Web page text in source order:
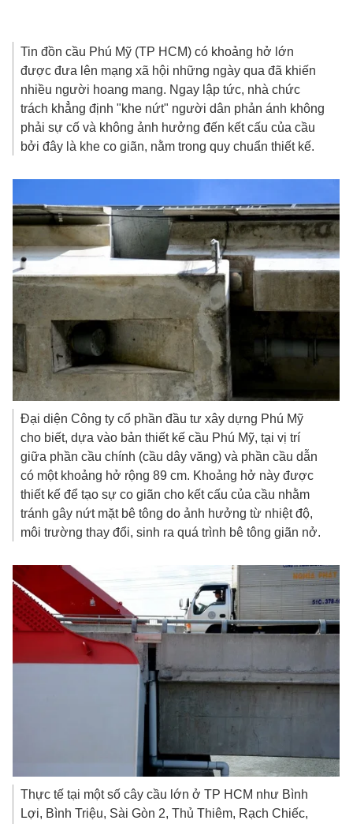
Tin đồn cầu Phú Mỹ (TP HCM) có khoảng hở lớn
được đưa lên mạng xã hội những ngày qua đã khiến
nhiều người hoang mang. Ngay lập tức, nhà chức
trách khẳng định "khe nứt" người dân phản ánh không
phải sự cố và không ảnh hưởng đến kết cấu của cầu
bởi đây là khe co giãn, nằm trong quy chuẩn thiết kế.
Đại diện Công ty cổ phần đầu tư xây dựng Phú Mỹ
cho biết, dựa vào bản thiết kế cầu Phú Mỹ, tại vị trí
giữa phần cầu chính (cầu dây văng) và phần cầu dẫn
có một khoảng hở rộng 89 cm. Khoảng hở này được
thiết kế để tạo sự co giãn cho kết cấu của cầu nhằm
tránh gây nứt mặt bê tông do ảnh hưởng từ nhiệt độ,
môi trường thay đổi, sinh ra quá trình bê tông giãn nở.
Thực tế tại một số cây cầu lớn ở TP HCM như Bình
Lợi, Bình Triệu, Sài Gòn 2, Thủ Thiêm, Rạch Chiếc,